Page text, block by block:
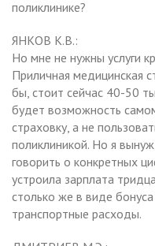
поликлинике?
ЯНКОВ К.В.:
Но мне не нужны услуги
Приличная медицинская
бы, стоит сейчас 40-50
будет возможность
страховку, а не
поликлиникой. Но я
говорить о конкретных
устроила зарплата
столько же в виде
транспортные расходы.